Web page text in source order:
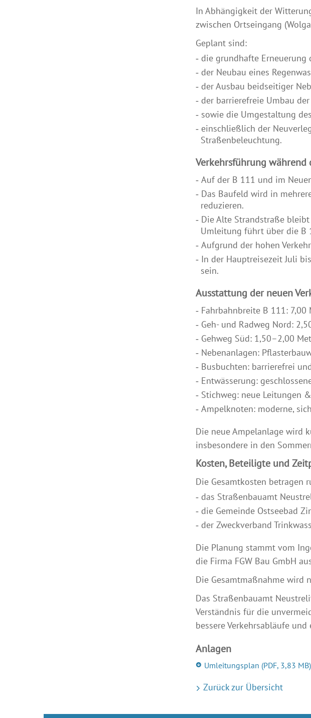
In Abhängigkeit der
zwischen Ortseingang
Geplant sind:
die grundhafte Erneuerung
der Neubau eines
der Ausbau beidseitiger
der barrierefreie Umbau
sowie die Umgestaltung
einschließlich der
Straßenbeleuchtung.
Verkehrsführung während
Auf der B 111 und im
Das Baufeld wird in
reduzieren.
Die Alte Strandstraße
Umleitung führt über die B
Aufgrund der hohen
In der Hauptreisezeit Juli
sein.
Ausstattung der neuen
Fahrbahnbreite B 111: 7,00
Geh- und Radweg Nord:
Gehweg Süd: 1,50–2,00
Nebenanlagen:
Busbuchten: barrierefrei
Entwässerung:
Stichweg: neue Leitungen
Ampelknoten: moderne,
Die neue Ampelanlage wird
insbesondere in den
Kosten, Beteiligte und
Die Gesamtkosten betragen
das Straßenbauamt
die Gemeinde Ostseebad
der Zweckverband
Die Planung stammt vom
die Firma FGW Bau GmbH
Die Gesamtmaßnahme wird
Das Straßenbauamt
Verständnis für die
bessere Verkehrsabläufe
Anlagen
Umleitungsplan (PDF, 3,83 MB)
Zurück zur Übersicht